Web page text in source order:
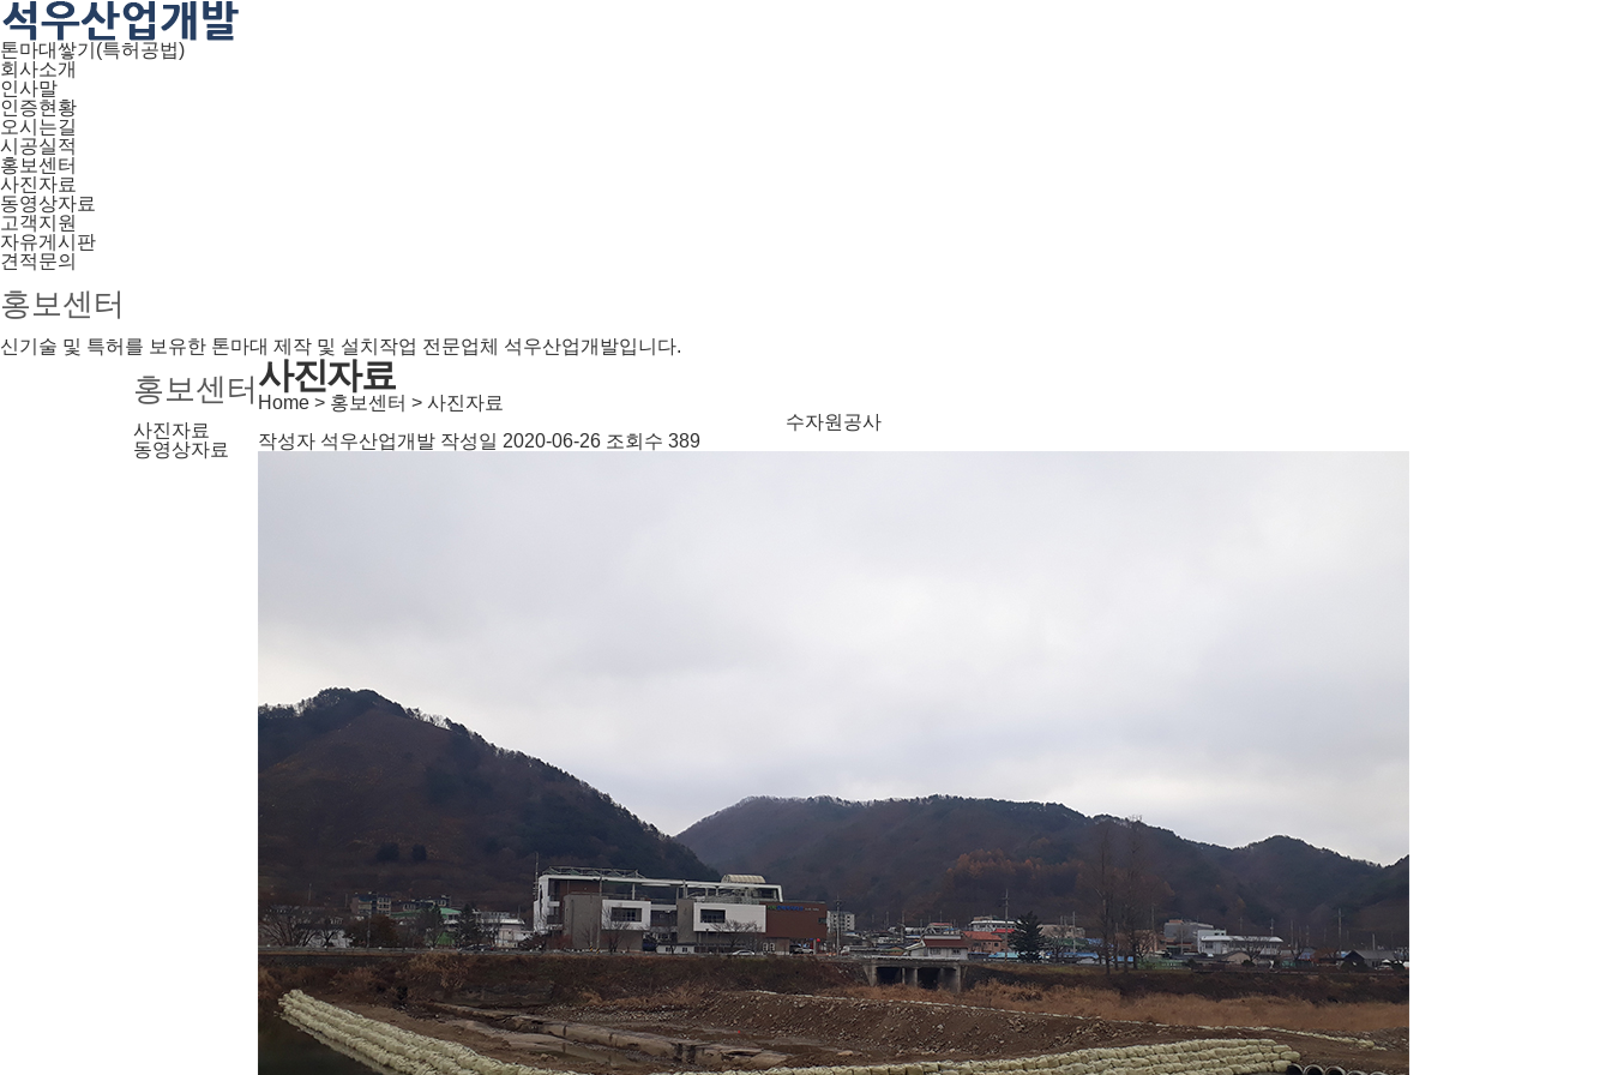
톤마대쌓기(특허공법)
회사소개
인사말
인증현황
오시는길
시공실적
홍보센터
사진자료
동영상자료
고객지원
자유게시판
견적문의
홍보센터
신기술 및 특허를 보유한 톤마대 제작 및 설치작업 전문업체 석우산업개발입니다.
홍보센터
사진자료
동영상자료
사진자료
Home > 홍보센터 > 사진자료
수자원공사
작성자 석우산업개발 작성일 2020-06-26 조회수 389